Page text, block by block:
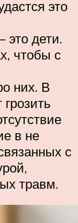
это
это дети.
чтобы с
них. В
в не
с
травм.